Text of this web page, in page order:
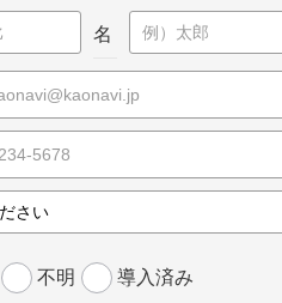
名
不明 導入済み